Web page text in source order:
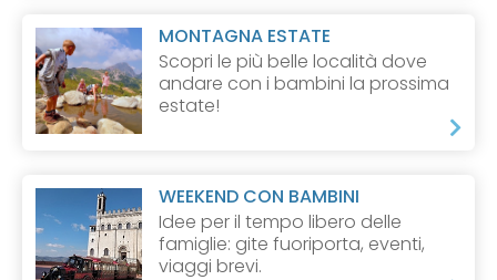
MONTAGNA ESTATE
Scopri le più belle località dove
andare con i bambini la prossima
estate!
WEEKEND CON BAMBINI
Idee per il tempo libero delle
famiglie: gite fuoriporta, eventi,
viaggi brevi.